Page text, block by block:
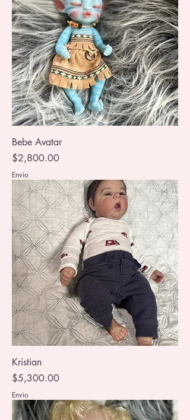
Bebe Avatar
Precio
$2,800.00
Envio
Kristian
Precio
$5,300.00
Envio